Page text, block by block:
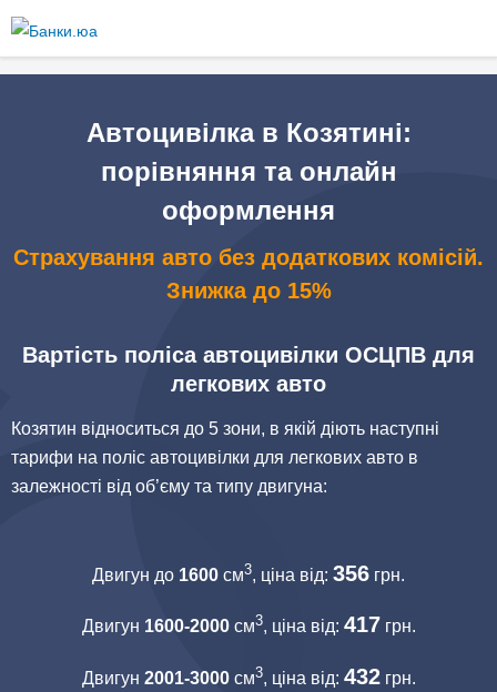
основного
Автоцивілка в Козятині:
порівняння та онлайн
оформлення
Страхування авто без додаткових комісій.
Знижка до 15%
Вартість поліса автоцивілки ОСЦПВ для
легкових авто
Козятин відноситься до 5 зони, в якій діють наступні
тарифи на поліс автоцивілки для легкових авто в
залежності від об’єму та типу двигуна:
Двигун до 1600 см3, ціна від: 356 грн.
Двигун 1600-2000см3, ціна від: 417 грн.
Двигун 2001-3000см3, ціна від: 432грн.